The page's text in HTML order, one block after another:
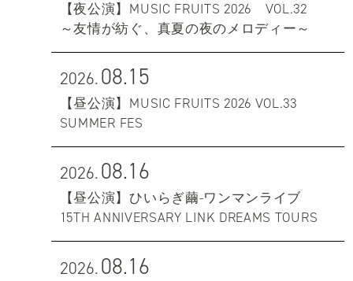
【夜公演】MUSIC FRUITS 2026 VOL.32
～友情が紡ぐ、真夏の夜のメロディー～
2026.08.15
【昼公演】MUSIC FRUITS 2026 VOL.33
SUMMER FES
2026.08.16
【昼公演】ひいらぎ繭-ワンマンライブ
15TH ANNIVERSARY LINK DREAMS TOURS
2026.08.16